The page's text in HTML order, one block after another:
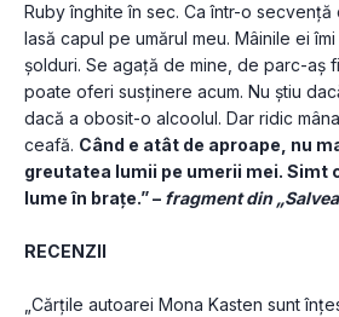
Ruby înghite în sec. Ca într-o secvență
lasă capul pe umărul meu. Mâinile ei
șolduri. Se agață de mine, de parc-aș
poate oferi susținere acum. Nu știu
dacă a obosit-o alcoolul. Dar ridic
ceafă. Când e atât de aproape, nu
greutatea lumii pe umerii mei. Simt
lume în brațe.” – fragment din
RECENZII
„Cărțile autoarei Mona Kasten sunt